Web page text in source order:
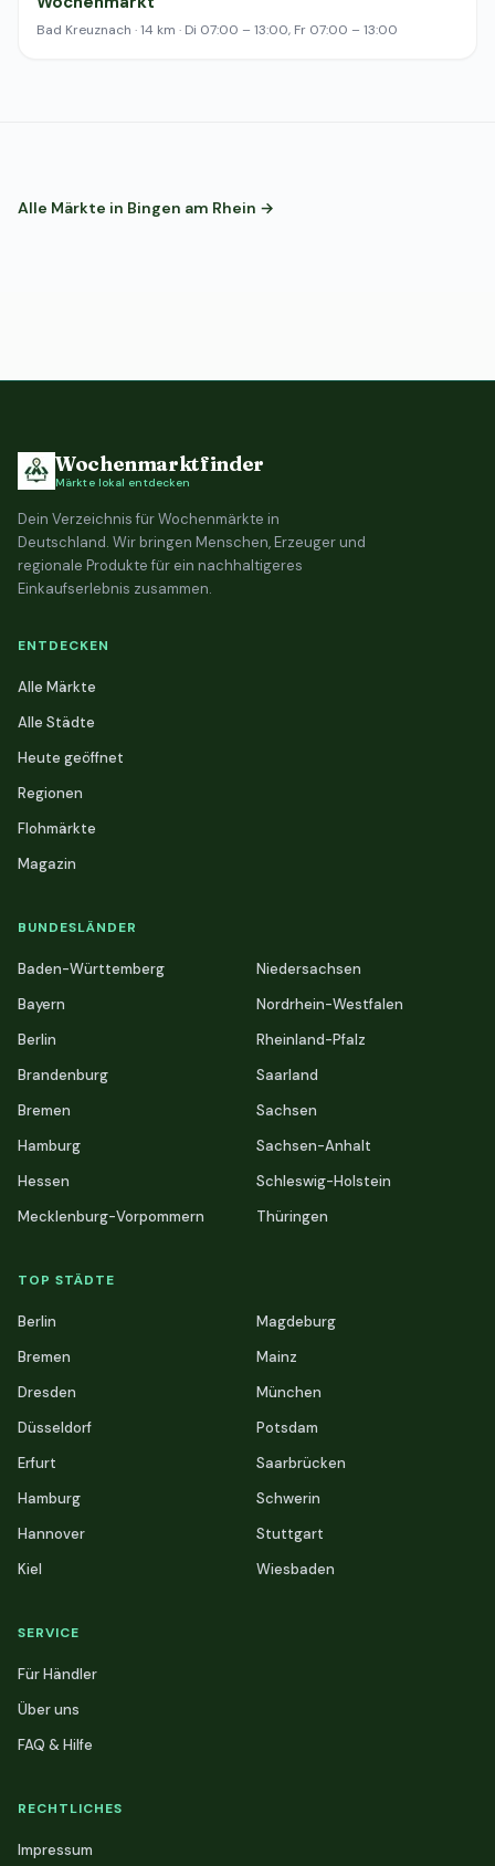
Bad Kreuznach · 14 km · Di 07:00 – 13:00, Fr 07:00 – 13:00
Alle Märkte in Bingen am Rhein →
Wochenmarktfinder
Märkte lokal entdecken
Dein Verzeichnis für Wochenmärkte in
Deutschland. Wir bringen Menschen, Erzeuger und
regionale Produkte für ein nachhaltigeres
Einkaufserlebnis zusammen.
ENTDECKEN
Alle Märkte
Alle Städte
Heute geöffnet
Regionen
Flohmärkte
Magazin
BUNDESLÄNDER
Baden-Württemberg
Bayern
Berlin
Brandenburg
Bremen
Hamburg
Hessen
Mecklenburg-Vorpommern
Niedersachsen
Nordrhein-Westfalen
Rheinland-Pfalz
Saarland
Sachsen
Sachsen-Anhalt
Schleswig-Holstein
Thüringen
TOP STÄDTE
Berlin
Bremen
Dresden
Düsseldorf
Erfurt
Hamburg
Hannover
Kiel
Magdeburg
Mainz
München
Potsdam
Saarbrücken
Schwerin
Stuttgart
Wiesbaden
SERVICE
Für Händler
Über uns
FAQ & Hilfe
RECHTLICHES
Impressum